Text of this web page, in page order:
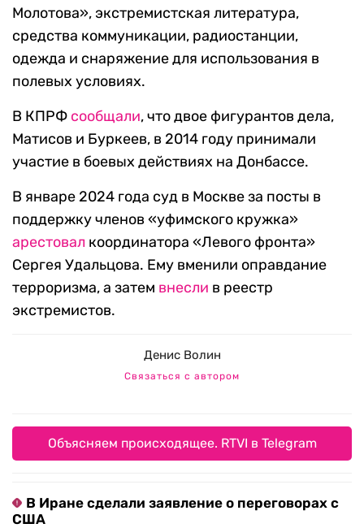
Молотова», экстремистская литература,
средства коммуникации, радиостанции,
одежда и снаряжение для использования в
полевых условиях.
В КПРФ сообщали, что двое фигурантов дела,
Матисов и Буркеев, в 2014 году принимали
участие в боевых действиях на Донбассе.
В январе 2024 года суд в Москве за посты в
поддержку членов «уфимского кружка»
арестовал координатора «Левого фронта»
Сергея Удальцова. Ему вменили оправдание
терроризма, а затем внесли в реестр
экстремистов.
Денис Волин
Связаться с автором
Объясняем происходящее. RTVI в Telegram
В Иране сделали заявление о переговорах с
США